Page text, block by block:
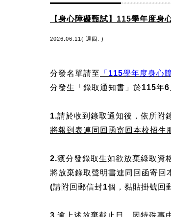
【身心障礙甄試】115學年度身
2026.06.11( 週四. )
分發名單請至 「 115學年度身心
分發生「錄取通知書」於115年
1.請於收到錄取通知後，依所附
將報到表連同回函寄回本校招生
2.獲分發錄取生如欲放棄綠取資
將放棄錄取聲明書連同回函寄回
(請附回郵信封1個，黏貼掛號回
3.逾上述放棄截止日，因特殊事